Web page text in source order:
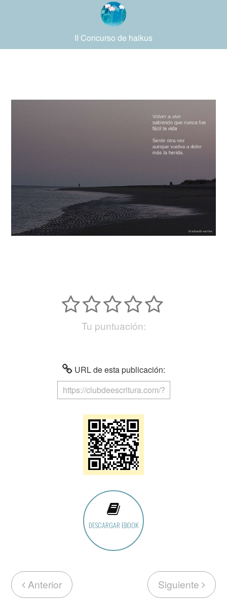
II Concurso de haikus
Tu puntuación:
URL de esta publicación:
DESCARGAR EBOOK
Anterior Siguiente